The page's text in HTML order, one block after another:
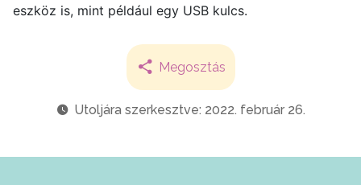
eszköz is, mint például egy USB kulcs.
Megosztás
Utoljára szerkesztve: 2022. február 26.